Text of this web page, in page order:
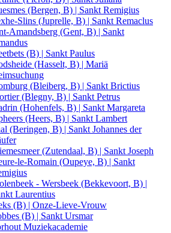
(Bergen, B) | Sankt Remigius
Slins (Juprelle, B) | Sankt Remaclus
Amandsberg (Gent, B) | Sankt
(B) | Sankt Paulus
(Hasselt, B) | Mariä
(Bleiberg, B) | Sankt Brictius
(Blegny, B) | Sankt Petrus
(Hohenfels, B) | Sankt Margareta
(Heers, B) | Sankt Lambert
(Beringen, B) | Sankt Johannes der
(Zutendaal, B) | Sankt Joseph
le-Romain (Oupeye, B) | Sankt
- Wersbeek (Bekkevoort, B) |
Laurentius
(B) | Onze-Lieve-Vrouw
(B) | Sankt Ursmar
Muziekacademie